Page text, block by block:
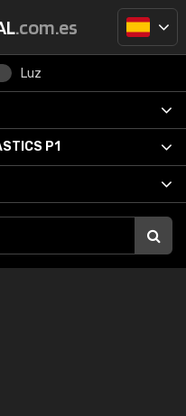
.com.es
Luz
P1